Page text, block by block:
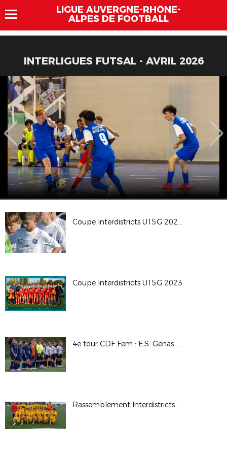
LIGUE AUVERGNE-RHÔNE-
ALPES DE FOOTBALL
INTERLIGUES FUTSAL - AVRIL 2026
Coupe Interdistricts U15G 2023 - Groupe A
Coupe Interdistricts U15G 2023
4e tour CDF Fem : E.S. Genas Azieu / Chassieu Décines FC
Rassemblement Interdistricts U16G 2023